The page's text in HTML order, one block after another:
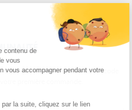
de la pêche et recevez un code
première commande.